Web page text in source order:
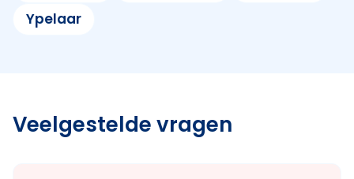
Ypelaar
Veelgestelde vragen